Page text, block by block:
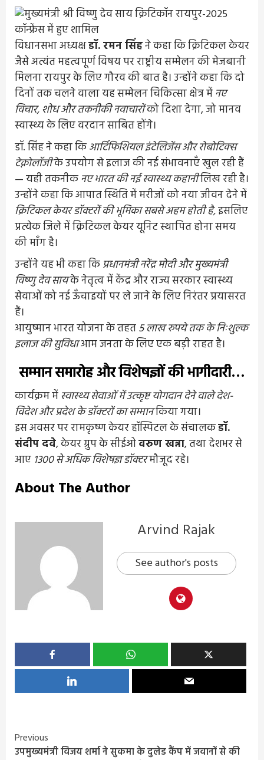
विधानसभा अध्यक्षडॉ. रमन सिंहने कहा कि क्रिटिकल केयर
जैसे अत्यंत महत्वपूर्ण विषय पर राष्ट्रीय सम्मेलन की मेजबानी
मिलना रायपुर के लिए गौरव की बात है। उन्होंने कहा कि दो
दिनों तक चलने वाला यह सम्मेलन चिकित्सा क्षेत्र में नए
विचार, शोध और तकनीकी नवाचारोंको दिशा देगा, जो मानव
स्वास्थ्य के लिए वरदान साबित होंगे।
डॉ. सिंह ने कहा किआर्टिफिशियल इंटेलिजेंस और रोबोटिक्स
टेक्नोलॉजीके उपयोग से इलाज की नई संभावनाएँ खुल रही हैं
— यही तकनीक नए भारत की नई स्वास्थ्य कहानीलिख रही है।
उन्होंने कहा कि आपात स्थिति में मरीजों को नया जीवन देने में
क्रिटिकल केयर डॉक्टरों की भूमिका सबसे अहम होती है,इसलिए
प्रत्येक जिले में क्रिटिकल केयर यूनिट स्थापित होना समय
की माँग है।
उन्होंने यह भी कहा किप्रधानमंत्री नरेंद्र मोदी और मुख्यमंत्री
विष्णु देव सायके नेतृत्व में केंद्र और राज्य सरकार स्वास्थ्य
सेवाओं को नई ऊँचाइयों पर ले जाने के लिए निरंतर प्रयासरत
हैं।
आयुष्मान भारत योजना के तहत5 लाख रुपये तक के निःशुल्क
इलाज की सुविधाआम जनता के लिए एक बड़ी राहत है।
सम्मान समारोह और विशेषज्ञों की भागीदारी…
कार्यक्रम मेंस्वास्थ्य सेवाओं में उत्कृष्ट योगदान देने वाले देश-
विदेश और प्रदेश के डॉक्टरों का सम्मानकिया गया।
इस अवसर पर रामकृष्ण केयर हॉस्पिटल के संचालकडॉ.
संदीप दवे, केयर ग्रुप के सीईओवरुण खन्ना, तथा देशभर से
आए 1300 से अधिक विशेषज्ञ डॉक्टरमौजूद रहे।
About The Author
Arvind Rajak
See author's posts
Continue
Previous
उपमुख्यमंत्री विजय शर्मा ने सुकमा के दुलेड कैंप में जवानों से की